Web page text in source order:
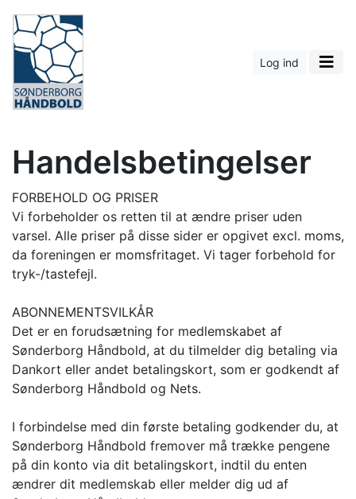
Log ind
Handelsbetingelser
FORBEHOLD OG PRISER
Vi forbeholder os retten til at ændre priser uden
varsel. Alle priser på disse sider er opgivet excl. moms,
da foreningen er momsfritaget. Vi tager forbehold for
tryk-/tastefejl.
ABONNEMENTSVILKÅR
Det er en forudsætning for medlemskabet af
Sønderborg Håndbold, at du tilmelder dig betaling via
Dankort eller andet betalingskort, som er godkendt af
Sønderborg Håndbold og Nets.
I forbindelse med din første betaling godkender du, at
Sønderborg Håndbold fremover må trække pengene
på din konto via dit betalingskort, indtil du enten
ændrer dit medlemskab eller melder dig ud af